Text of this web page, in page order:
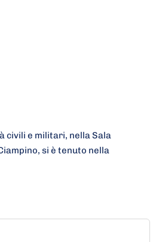
civili e militari, nella Sala
si è tenuto nella